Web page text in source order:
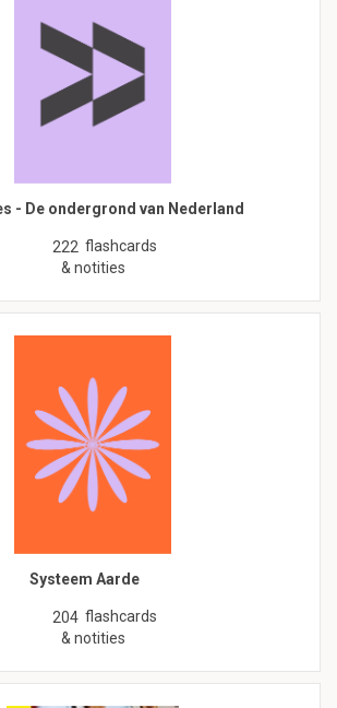
- De ondergrond van Nederland
222 flashcards
& notities
Systeem Aarde
204 flashcards
& notities